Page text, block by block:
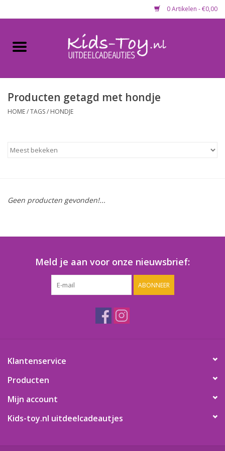
0 Artikelen - €0,00
Home
Gevulde capsules & mixen
Maandaanbieding
Lege capsules
Speelgoedpakketten
Gevulde capsules & mixen
Snoep / kauwgomballen
Producten getagd met hondje
HOME/TAGS/ HONDJE
Geen producten gevonden!...
Meld je aan voor onze nieuwsbrief:
ABONNEER
Klantenservice
Producten
Mijn account
Kids-toy.nl uitdeelcadeautjes